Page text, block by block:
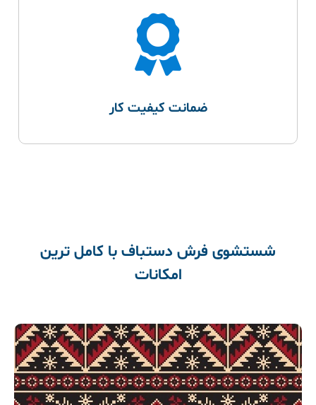
ضمانت کیفیت کار
شستشوی فرش دستباف با کامل ترین
امکانات